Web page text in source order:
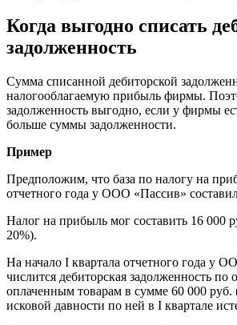
Когда выгодно списать
задолженность
Сумма списанной дебиторской
налогооблагаемую прибыль фирмы.
задолженность выгодно, если у фирмы
больше суммы задолженности.
Пример
Предположим, что база по налогу на
отчетного года у ООО «Пассив»
Налог на прибыль мог составить 16 000
20%).
На начало I квартала отчетного года у
числится дебиторская задолженность
оплаченным товарам в сумме 60 000
исковой давности по ней в I квартале